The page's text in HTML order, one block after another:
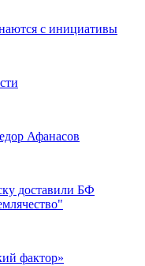
с инициативы
Афанасов
доставили БФ
фактор»